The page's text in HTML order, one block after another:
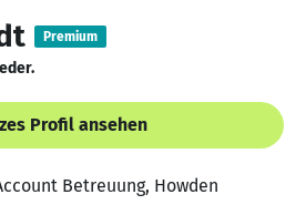
Premium
Profil ansehen
Betreuung, Howden